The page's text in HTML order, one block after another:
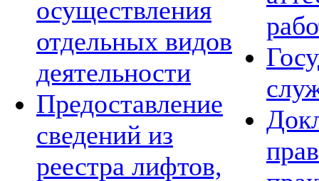
осуществления
отдельных видов
деятельности
Предоставление
сведений из
реестра лифтов,